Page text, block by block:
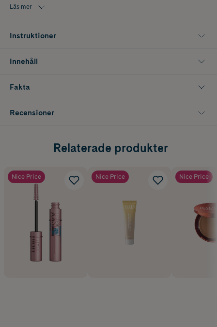
till en jämnare hudton och förbättrad hudstruktur, medan bakuchiol
uppfräschande mist och kan användas både före och efter makeup.
Produkten är parfymfri, cruelty free och vegan-friendly.
Innehåller 100 ml
Läs mer
Instruktioner
Innehåll
Fakta
Recensioner
Relaterade produkter
Nice Price Nice Price Nice Price